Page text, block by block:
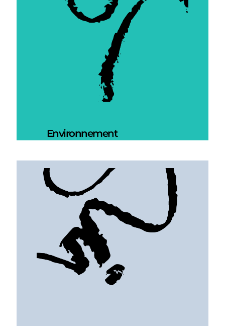
Environnement